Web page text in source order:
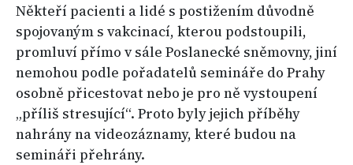
Někteří pacienti a lidé s postižením důvodně
spojovaným s vakcinací, kterou podstoupili,
promluví přímo v sále Poslanecké sněmovny, jiní
nemohou podle pořadatelů semináře do Prahy
osobně přicestovat nebo je pro ně vystoupení
„příliš stresující“. Proto byly jejich příběhy
nahrány na videozáznamy, které budou na
semináři přehrány.